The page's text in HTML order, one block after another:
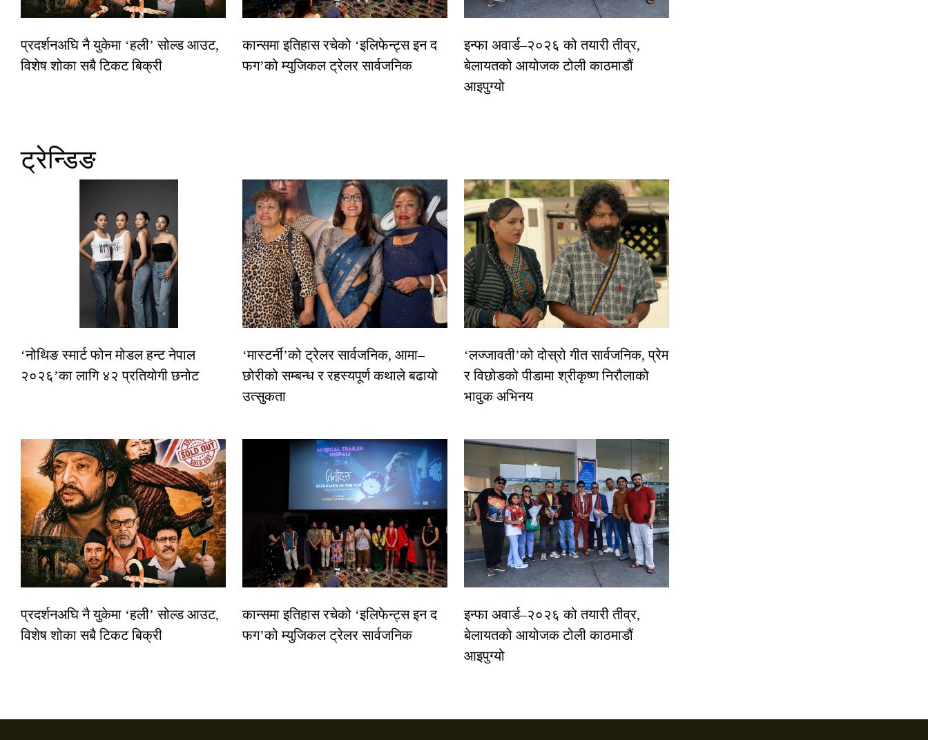
प्रदर्शनअघि नै युकेमा ‘हली’ सोल्ड आउट,
विशेष शोका सबै टिकट बिक्री
कान्समा इतिहास रचेको ‘इलिफेन्ट्स इन द
फग’को म्युजिकल ट्रेलर सार्वजनिक
इन्फा अवार्ड–२०२६ को तयारी तीव्र,
बेलायतको आयोजक टोली काठमाडौं
आइपुग्यो
ट्रेन्डिङ
‘नोथिङ स्मार्ट फोन मोडल हन्ट नेपाल
२०२६’का लागि ४२ प्रतियोगी छनोट
‘मास्टर्नी’को ट्रेलर सार्वजनिक, आमा–
छोरीको सम्बन्ध र रहस्यपूर्ण कथाले बढायो
उत्सुकता
‘लज्जावती’को दोस्रो गीत सार्वजनिक, प्रेम
र विछोडको पीडामा श्रीकृष्ण निरौलाको
भावुक अभिनय
प्रदर्शनअघि नै युकेमा ‘हली’ सोल्ड आउट,
विशेष शोका सबै टिकट बिक्री
कान्समा इतिहास रचेको ‘इलिफेन्ट्स इन द
फग’को म्युजिकल ट्रेलर सार्वजनिक
इन्फा अवार्ड–२०२६ को तयारी तीव्र,
बेलायतको आयोजक टोली काठमाडौं
आइपुग्यो